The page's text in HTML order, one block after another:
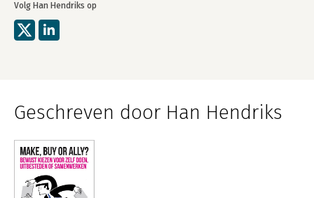
Volg Han Hendriks op
Geschreven door Han Hendriks